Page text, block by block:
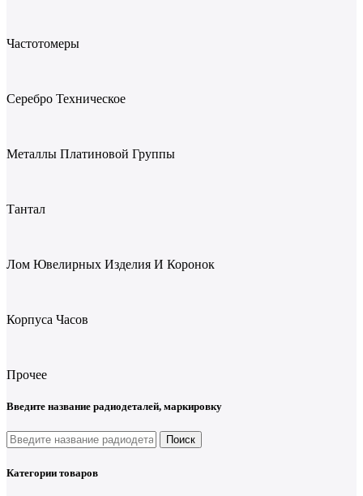
Частотомеры
Серебро Техническое
Металлы Платиновой Группы
Тантал
Лом Ювелирных Изделия И Коронок
Корпуса Часов
Прочее
Введите название радиодеталей, маркировку
Поиск
Категории товаров